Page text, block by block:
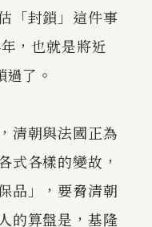
「封鎖」這件事
，也就是將近
了。
清朝與法國正為
式各樣的變故，
品」，要脅清朝
的算盤是，基隆